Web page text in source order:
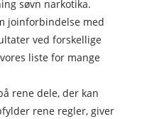
søvn narkotika.
joinforbindelse med
ved forskellige
liste for mange
rene dele, der kan
rene regler, giver